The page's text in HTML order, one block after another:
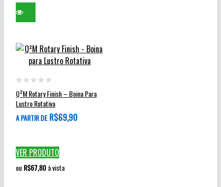
out
Q²M Rotary Finish – Boina Para
Lustro Rotativa
A PARTIR DE R$69,90
VER PRODUTO
Este
produto
tem
várias
opções
podem
ser
ou R$67,80 à vista